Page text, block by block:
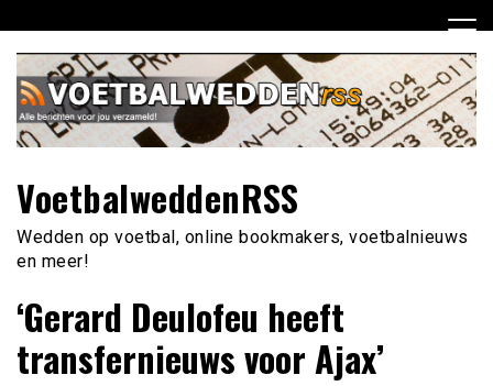
naar
inhoud
VoetbalweddenRSS
Wedden op voetbal, online bookmakers, voetbalnieuws
en meer!
‘Gerard Deulofeu heeft
transfernieuws voor Ajax’